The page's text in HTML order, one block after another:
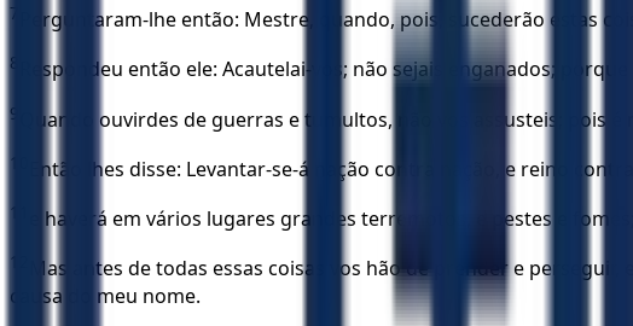
7 Perguntaram-lhe então: Mestre, quando, pois, sucederão estas
8 Respondeu então ele: Acautelai-vos; não sejais enganados;
9 Quando ouvirdes de guerras e tumultos, não vos assusteis; pois
10 Então lhes disse: Levantar-se-á nação contra nação, e reino
11 e haverá em vários lugares grandes terremotos, e pestes e
12
Mas antes de todas essas coisas vos hão de prender e
causa do meu nome.